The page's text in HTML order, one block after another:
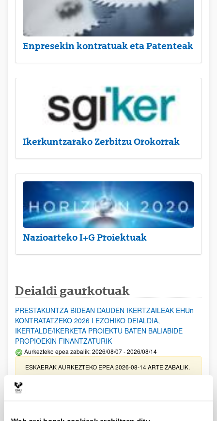
Enpresekin kontratuak eta Patenteak
Ikerkuntzarako Zerbitzu Orokorrak
Nazioarteko I+G Proiektuak
Deialdi gaurkotuak
PRESTAKUNTZA BIDEAN DAUDEN IKERTZAILEAK EHUn
KONTRATATZEKO 2026 I EZOHIKO DEIALDIA,
IKERTALDE/IKERKETA PROIEKTU BATEN BALIABIDE
PROPIOEKIN FINANTZATURIK
Aurkezteko epea zabalik: 2026/08/07 - 2026/08/14
ESKAERAK AURKEZTEKO EPEA 2026-08-14 ARTE ZABALIK.
UPV/EHUn Azpiegitura Zientifikoa eta Funts Bibliografikoak
erosi eta berritzeko laguntzak 2026